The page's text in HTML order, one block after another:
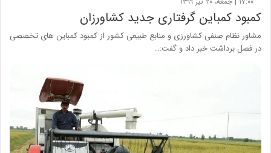
کمبود کمباین گرفتاری جدید کشاورزان
مشاور نظام صنفی کشاورزی و منابع طبیعی کشور از کمبود کمباین های تخصصی
در فصل برداشت خبر داد و گفت:…